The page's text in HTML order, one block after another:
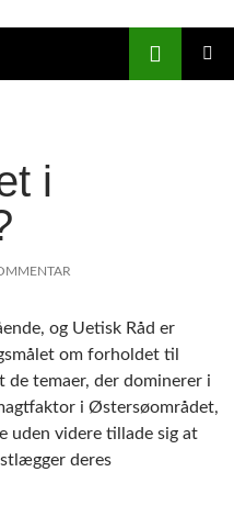
i
og Uetisk Råd er
om forholdet til
temaer, der dominerer i
i Østersøområdet,
uden videre tillade sig at
deres